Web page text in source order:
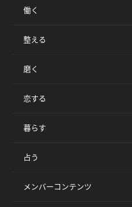
働く
整える
磨く
恋する
暮らす
占う
メンバーコンテンツ